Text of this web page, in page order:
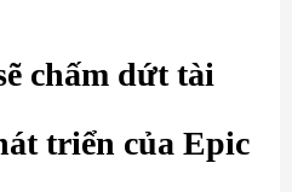
chấm dứt tài
triển của Epic